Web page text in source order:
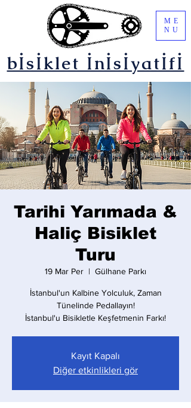
bİsİklet İnİsİyatİfİ
ME
NU
Tarihi Yarımada &
Haliç Bisiklet
Turu
19 Mar Per
  |
Gülhane Parkı
İstanbul'un Kalbine Yolculuk, Zaman
Tünelinde Pedallayın!
İstanbul'u Bisikletle Keşfetmenin Farkı!
Kayıt Kapalı
Diğer etkinlikleri gör